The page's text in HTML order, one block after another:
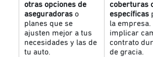
otras opciones de
aseguradoraso
planes que se
ajusten mejor a tus
necesidades y las de
tu auto.
coberturas
específicas
la empresa.
implicar
contrato
de gracia.